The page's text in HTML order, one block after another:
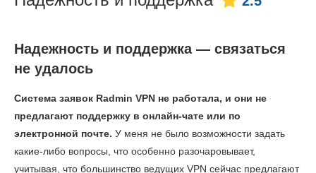
Надежность и поддержка — связаться
не удалось
Система заявок Radmin VPN не работала, и они не
предлагают поддержку в онлайн-чате или по
электронной почте. У меня не было возможности задать
какие-либо вопросы, что особенно разочаровывает,
учитывая, что большинство ведущих VPN сейчас предлагают